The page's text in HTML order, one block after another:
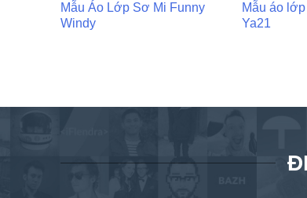
Mẫu Áo Lớp Sơ Mi Funny
Windy
Mẫu áo
Ya21